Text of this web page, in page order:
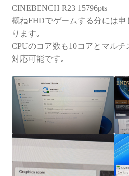
CINEBENCH R23 15796pts
概ねFHDでゲームする分には
ります｡
CPUのコア数も10コアとマルチ
対応可能です｡